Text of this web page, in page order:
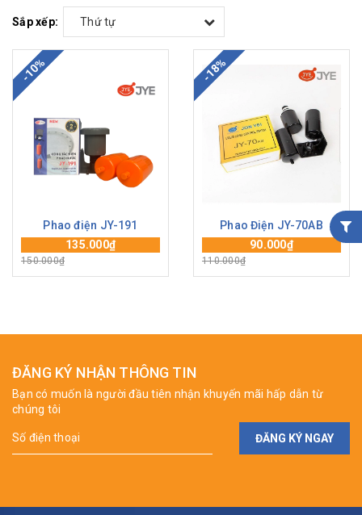
Sắp xếp: Thứ tự
-10%
Phao điện JY-191
135.000₫
150.000₫
-18%
Phao Điện JY-70AB
90.000₫
110.000₫
ĐĂNG KÝ NHẬN THÔNG TIN
Bạn có muốn là người đầu tiên nhận khuyến mãi hấp dẫn từ
chúng tôi
ĐĂNG KÝ NGAY